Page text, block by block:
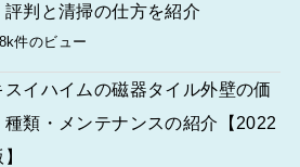
評判と清掃の仕方を紹介
件のビュー
スイハイムの磁器タイル外壁の価
種類・メンテナンスの紹介【2022